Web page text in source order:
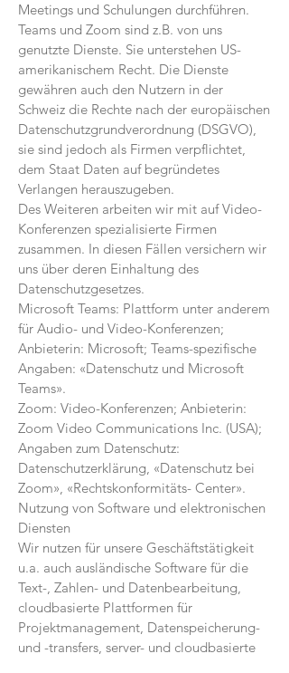
Meetings und Schulungen durchführen.
Teams und Zoom sind z.B. von uns
genutzte Dienste. Sie unterstehen US-
amerikanischem Recht. Die Dienste
gewähren auch den Nutzern in der
Schweiz die Rechte nach der europäischen
Daten­schutzgrundverordnung (DSGVO),
sie sind jedoch als Firmen verpflichtet,
dem Staat Daten auf begründetes
Verlangen herauszugeben.
Des Weiteren arbeiten wir mit auf Video-
Konferenzen spezialisierte Firmen
zusammen. In diesen Fällen versichern wir
uns über deren Einhaltung des
Datenschutzgesetzes.
Microsoft Teams: Plattform unter anderem
für Audio- und Video-Konferenzen;
Anbieterin: Microsoft; Teams-spezifische
Angaben: «Datenschutz und Microsoft
Teams».
Zoom: Video-Konferenzen; Anbieterin:
Zoom Video Communications Inc. (USA);
Angaben zum Datenschutz:
Datenschutzerklärung, «Datenschutz bei
Zoom», «Rechtskonformitäts- Center».
Nutzung von Software und elektronischen
Diensten
Wir nutzen für unsere Geschäftstätigkeit
u.a. auch ausländische Software für die
Text-, Zahlen- und Datenbearbeitung,
cloudbasierte Plattformen für
Projektmanagement, Datenspei­cherung-
und -transfers, server- und cloudbasierte